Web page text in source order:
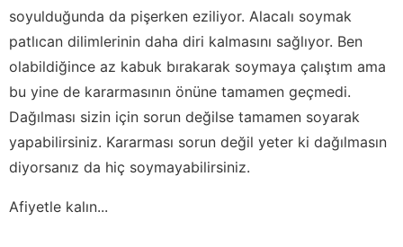
soyulduğunda da pişerken eziliyor. Alacalı soymak
patlıcan dilimlerinin daha diri kalmasını sağlıyor. Ben
olabildiğince az kabuk bırakarak soymaya çalıştım ama
bu yine de kararmasının önüne tamamen geçmedi.
Dağılması sizin için sorun değilse tamamen soyarak
yapabilirsiniz. Kararması sorun değil yeter ki dağılmasın
diyorsanız da hiç soymayabilirsiniz.
Afiyetle kalın...